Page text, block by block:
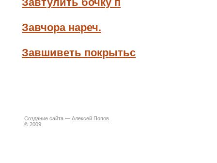
Завчора нареч.
Завшиветь покрытьс
Создание сайта — Алексей Попов
© 2009